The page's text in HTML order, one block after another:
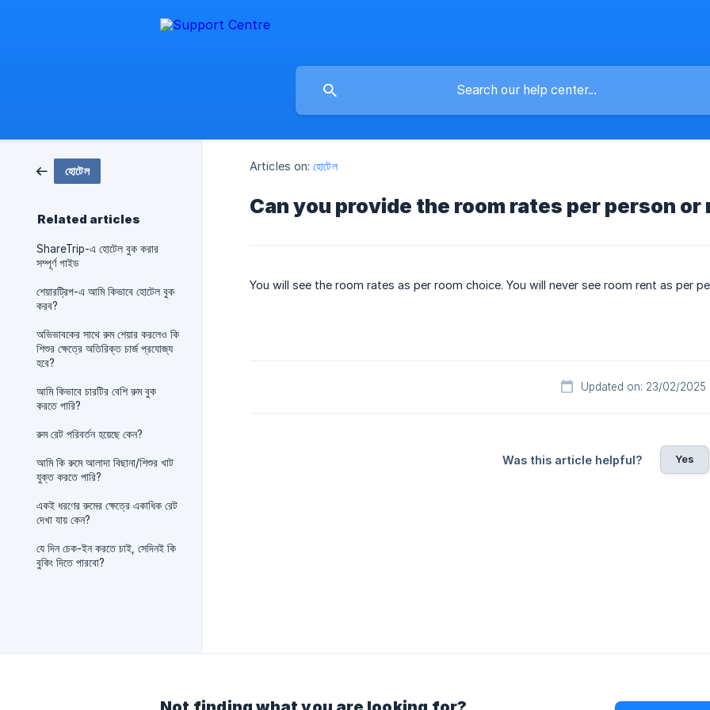
হোটেল
Related articles
ShareTrip-এ হোটেল বুক করার
সম্পূর্ণ গাইড
শেয়ারট্রিপ-এ আমি কিভাবে হোটেল বুক
করব?
অভিভাবকের সাথে রুম শেয়ার করলেও কি
শিশুর ক্ষেত্রে অতিরিক্ত চার্জ প্রযোজ্য
হবে?
আমি কিভাবে চারটির বেশি রুম বুক
করতে পারি?
রুম রেট পরিবর্তন হয়েছে কেন?
আমি কি রুমে আলাদা বিছানা/শিশুর খাট
যুক্ত করতে পারি?
একই ধরণের রুমের ক্ষেত্রে একাধিক রেট
দেখা যায় কেন?
যে দিন চেক-ইন করতে চাই, সেদিনই কি
বুকিং দিতে পারবো?
Articles on: হোটেল
Can you provide the room rates per person
You will see the room rates as per room choice. You will never see room rent as per
Updated on: 23/02/2025
Was this article helpful? Yes